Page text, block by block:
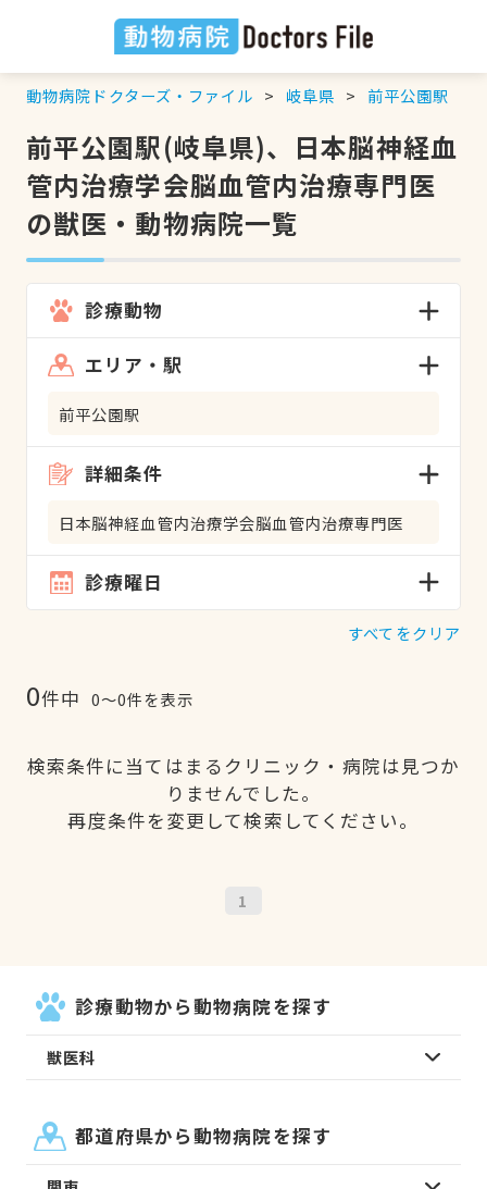
動物病院ドクターズ・ファイル 岐阜県 前平公園駅
前平公園駅(岐阜県)、日本脳神経血
管内治療学会脳血管内治療専門医
の獣医・動物病院一覧
診療動物
エリア・駅
前平公園駅
詳細条件
日本脳神経血管内治療学会脳血管内治療専門医
診療曜日
すべてをクリア
0件中 0〜0件を表示
検索条件に当てはまるクリニック・病院は見つか
りませんでした。
再度条件を変更して検索してください。
1
診療動物から動物病院を探す
獣医科
都道府県から動物病院を探す